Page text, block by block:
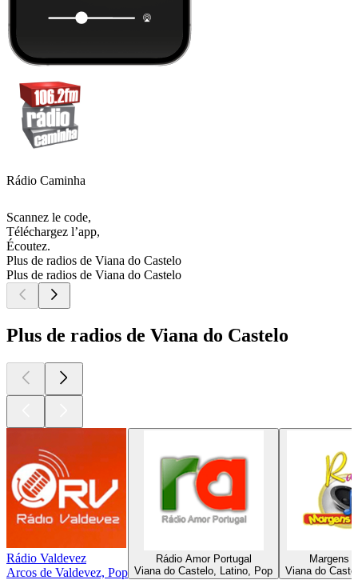
Rádio Caminha
Scannez le code,
Téléchargez l’app,
Écoutez.
Plus de radios de Viana do Castelo
Plus de radios de Viana do Castelo
Plus de radios de Viana do Castelo
Rádio Valdevez
Arcos de Valdevez, Pop
Rádio Amor Portugal
Viana do Castelo, Latino, Pop
Margens
Viana do